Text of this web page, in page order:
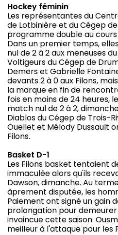
Hockey féminin
Les représentantes du
de Lotbinière et du Cégep
programme double au
Dans un premier temps,
nul de 2 à 2 aux meneuses
Voltigeurs du Cégep de
Demers et Gabrielle
devants 2 à 0 aux Filons,
la marque en fin de
fois en moins de 24 heures,
match nul de 2 à 2,
Diablos du Cégep de Trois-
Ouellet et Mélody Dussault
Filons.
Basket D-1
Les Filons basket tentaient
immaculée alors qu'ils
Dawson, dimanche. Au
âprement disputée, les
Paiement ont signé un gain
prolongation pour demeurer
invaincue cette saison.
meilleur à l'attaque pour les